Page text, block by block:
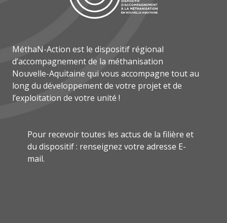
MéthaN-Action est le dispositif régional
d’accompagnement de la méthanisation
Nouvelle-Aquitaine qui vous accompagne tout au
long du développement de votre projet et de
l’exploitation de votre unité !
Pour recevoir toutes les actus de la filière et
du dispositif : renseignez votre adresse E-
mail.